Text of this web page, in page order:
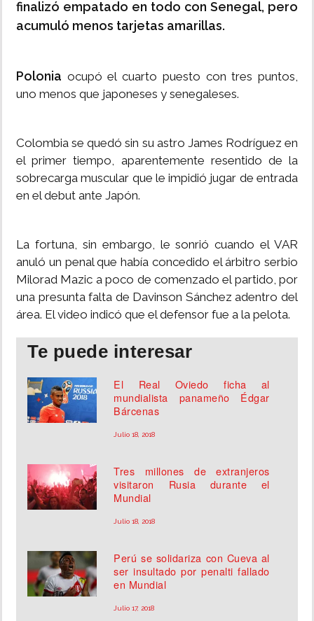
finalizó empatado en todo con Senegal, pero
acumuló menos tarjetas amarillas.
Polonia ocupó el cuarto puesto con tres puntos,
uno menos que japoneses y senegaleses.
Colombia se quedó sin su astro James Rodríguez en
el primer tiempo, aparentemente resentido de la
sobrecarga muscular que le impidió jugar de entrada
en el debut ante Japón.
La fortuna, sin embargo, le sonrió cuando el VAR
anuló un penal que había concedido el árbitro serbio
Milorad Mazic a poco de comenzado el partido, por
una presunta falta de Davinson Sánchez adentro del
área. El video indicó que el defensor fue a la pelota.
Te puede interesar
El Real Oviedo ficha al
mundialista panameño Édgar
Bárcenas
Julio 18, 2018
Tres millones de extranjeros
visitaron Rusia durante el
Mundial
Julio 18, 2018
Perú se solidariza con Cueva al
ser insultado por penalti fallado
en Mundial
Julio 17, 2018